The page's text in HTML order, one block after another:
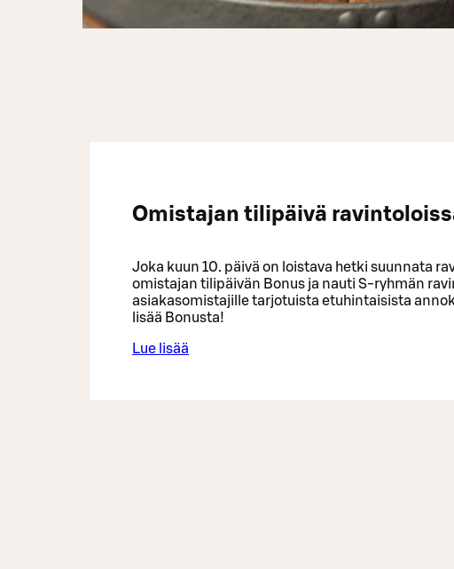
Omistajan tilipäivä
Joka kuun 10. päivä on loistava hetki suunnata
omistajan tilipäivän Bonus ja nauti S-ryhmän
asiakasomistajille tarjotuista etuhintaisista
lisää Bonusta!
Lue lisää